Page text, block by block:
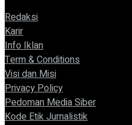
Redaksi
Karir
Info Iklan
Term & Conditions
Visi dan Misi
Privacy Policy
Pedoman Media Siber
Kode Etik Jurnalistik